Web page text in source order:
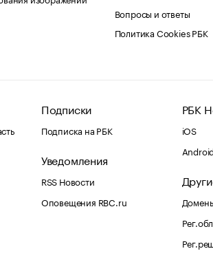
Вопросы и ответы
Политика Cookies РБК
Подписки
Подписка на РБК
Уведомления
RSS Новости
Оповещения RBC.ru
РБК
iOS